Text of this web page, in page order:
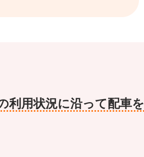
利用状況に沿って配車を